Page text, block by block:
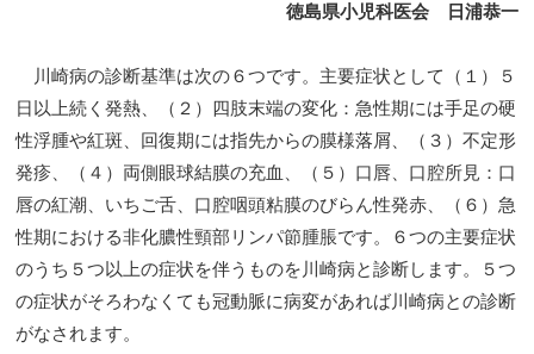
徳島県小児科医会 日浦恭一
川崎病の診断基準は次の６つです。主要症状として（１）５
日以上続く発熱、（２）四肢末端の変化：急性期には手足の硬
性浮腫や紅斑、回復期には指先からの膜様落屑、（３）不定形
発疹、（４）両側眼球結膜の充血、（５）口唇、口腔所見：口
唇の紅潮、いちご舌、口腔咽頭粘膜のびらん性発赤、（６）急
性期における非化膿性頸部リンパ節腫脹です。６つの主要症状
のうち５つ以上の症状を伴うものを川崎病と診断します。５つ
の症状がそろわなくても冠動脈に病変があれば川崎病との診断
がなされます。